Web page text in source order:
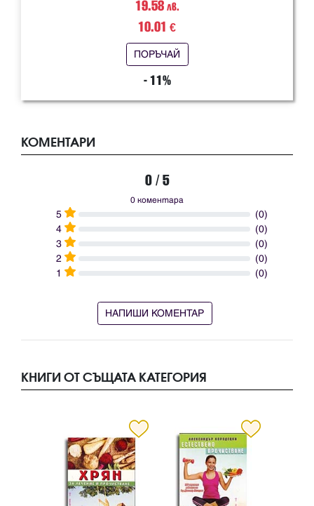
19.58лв.
10.01 €
ПОРЪЧАЙ
- 11%
КОМЕНТАРИ
0 / 5
0 коментара
5
(0)
4
(0)
3
(0)
2
(0)
1
(0)
НАПИШИ КОМЕНТАР
КНИГИ ОТ СЪЩАТА КАТЕГОРИЯ